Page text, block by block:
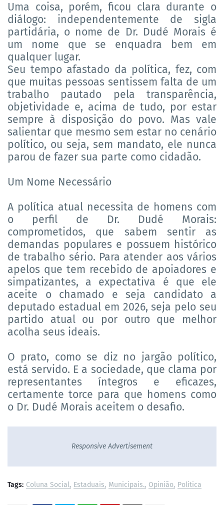
Uma coisa, porém, ficou clara durante o
diálogo: independentemente de sigla
partidária, o nome de Dr. Dudé Morais é
um nome que se enquadra bem em
qualquer lugar.
Seu tempo afastado da política, fez, com
que muitas pessoas sentissem falta de um
trabalho pautado pela transparência,
objetividade e, acima de tudo, por estar
sempre à disposição do povo. Mas vale
salientar que mesmo sem estar no cenário
político, ou seja, sem mandato, ele nunca
parou de fazer sua parte como cidadão.
Um Nome Necessário
A política atual necessita de homens com
o perfil de Dr. Dudé Morais:
comprometidos, que sabem sentir as
demandas populares e possuem histórico
de trabalho sério. Para atender aos vários
apelos que tem recebido de apoiadores e
simpatizantes, a expectativa é que ele
aceite o chamado e seja candidato a
deputado estadual em 2026, seja pelo seu
partido atual ou por outro que melhor
acolha seus ideais.
O prato, como se diz no jargão político,
está servido. E a sociedade, que clama por
representantes íntegros e eficazes,
certamente torce para que homens como
o Dr. Dudé Morais aceitem o desafio.
Responsive Advertisement
Tags: Coluna Social Estaduais Municipais. Opinião Politica